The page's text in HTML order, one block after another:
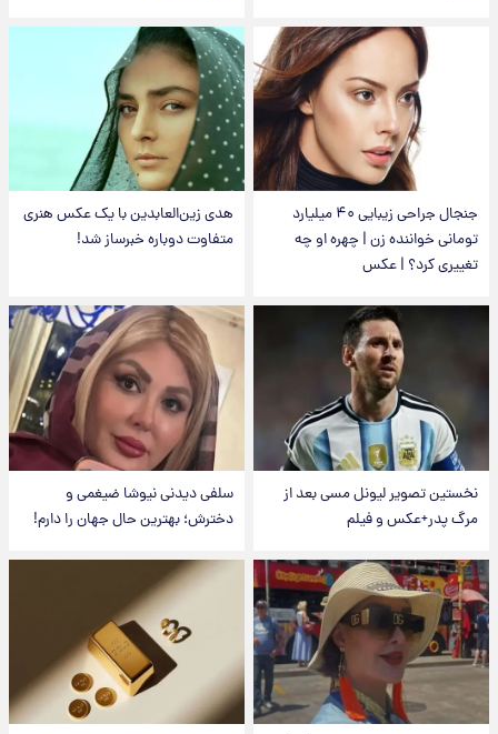
جنجال جراحی زیبایی ۴۰ میلیارد
تومانی خواننده زن | چهره او چه
تغییری کرد؟ | عکس
هدی زین‌العابدین با یک عکس هنری
متفاوت دوباره خبرساز شد!
نخستین تصویر لیونل مسی بعد از
مرگ پدر+عکس و فیلم
سلفی دیدنی نیوشا ضیغمی و
دخترش؛ بهترین حال جهان را دارم!